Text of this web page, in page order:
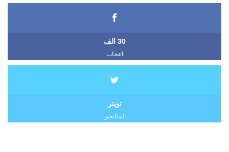
30 الف
اعجاب
تويتر
المتابعين